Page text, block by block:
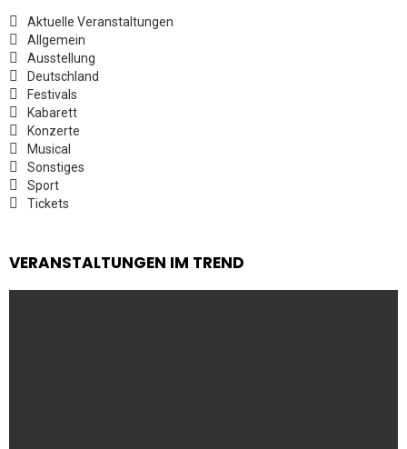
Aktuelle Veranstaltungen
Allgemein
Ausstellung
Deutschland
Festivals
Kabarett
Konzerte
Musical
Sonstiges
Sport
Tickets
VERANSTALTUNGEN IM TREND